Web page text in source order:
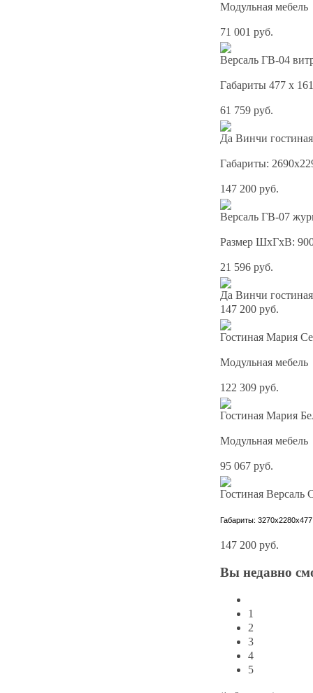
Модульная мебель
71 001 руб.
Версаль ГВ-04
Габариты 477 x
61 759 руб.
Да Винчи
Габариты:
147 200 руб.
Версаль ГВ-07
Размер ШхГхВ:
21 596 руб.
Да Винчи
147 200 руб.
Гостиная Мария
Модульная мебель
122 309 руб.
Гостиная Мария
Модульная мебель
95 067 руб.
Гостиная
Габариты: 3270х2280х477
147 200 руб.
Вы недавно
1
2
3
4
5